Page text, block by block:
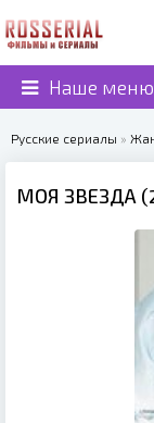
Наше
Русские сериалы »
МОЯ ЗВЕЗДА